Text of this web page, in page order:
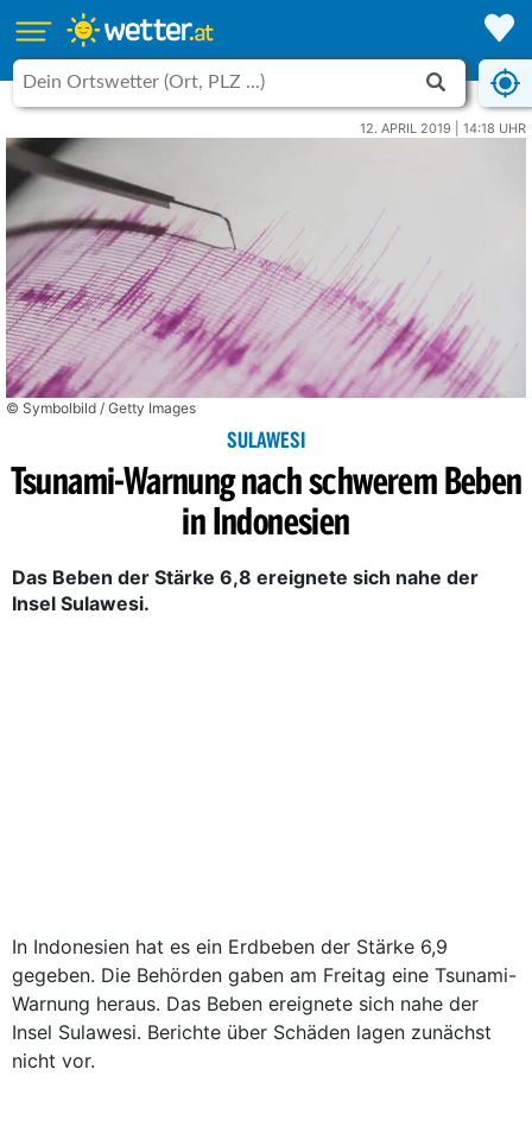
12. APRIL 2019 | 14:18 UHR
© Symbolbild / Getty Images
SULAWESI
Tsunami-Warnung nach schwerem Beben
in Indonesien
Das Beben der Stärke 6,8 ereignete sich nahe der
Insel Sulawesi.
In Indonesien hat es ein Erdbeben der Stärke 6,9
gegeben. Die Behörden gaben am Freitag eine Tsunami-
Warnung heraus. Das Beben ereignete sich nahe der
Insel Sulawesi. Berichte über Schäden lagen zunächst
nicht vor.